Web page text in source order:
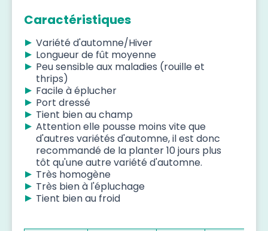
Caractéristiques
Variété d'automne/Hiver
Longueur de fût moyenne
Peu sensible aux maladies (rouille et
thrips)
Facile à éplucher
Port dressé
Tient bien au champ
Attention elle pousse moins vite que
d'autres variétés d'automne, il est donc
recommandé de la planter 10 jours plus
tôt qu'une autre variété d'automne.
Très homogène
Très bien à l'épluchage
Tient bien au froid